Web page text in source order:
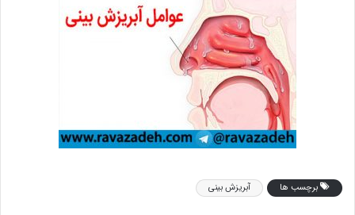
برچسب ها آبریزش بینی